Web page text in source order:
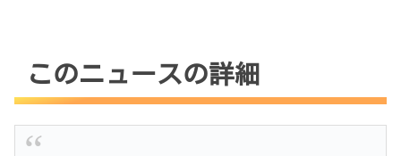
このニュースの詳細